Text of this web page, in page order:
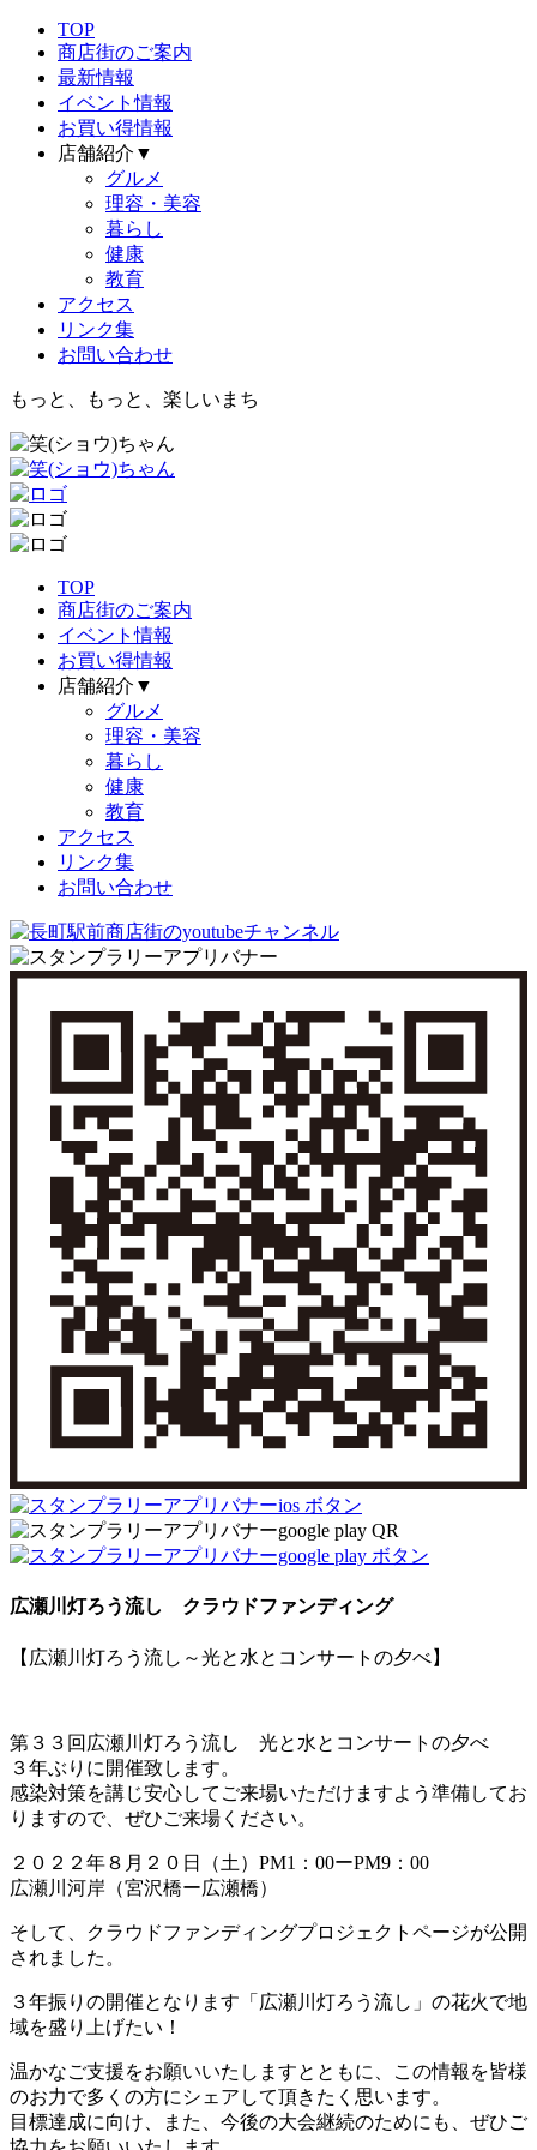
TOP
商店街のご案内
最新情報
イベント情報
お買い得情報
店舗紹介▼
グルメ
理容・美容
暮らし
健康
教育
アクセス
リンク集
お問い合わせ
もっと、もっと、楽しいまち
TOP
商店街のご案内
イベント情報
お買い得情報
店舗紹介▼
グルメ
理容・美容
暮らし
健康
教育
アクセス
リンク集
お問い合わせ
広瀬川灯ろう流し クラウドファンディング
【広瀬川灯ろう流し～光と水とコンサートの夕べ】
第３３回広瀬川灯ろう流し 光と水とコンサートの夕べ
３年ぶりに開催致します。
感染対策を講じ安心してご来場いただけますよう準備してお
りますので、ぜひご来場ください。
２０２２年８月２０日（土）PM1：00ーPM9：00
広瀬川河岸（宮沢橋ー広瀬橋）
そして、クラウドファンディングプロジェクトページが公開
されました。
３年振りの開催となります「広瀬川灯ろう流し」の花火で地
域を盛り上げたい！
温かなご支援をお願いいたしますとともに、この情報を皆様
のお力で多くの方にシェアして頂きたく思います。
目標達成に向け、また、今後の大会継続のためにも、ぜひご